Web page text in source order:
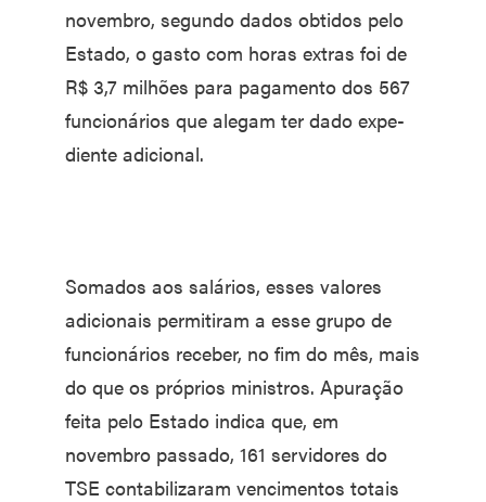
novembro, segundo dados obtidos pelo
Estado, o gasto com horas ex­tras foi de
R$ 3,7 milhões para pagamento dos 567
funcioná­rios que alegam ter dado expe­
diente adicional.
Somados aos salários, esses valores
adicionais permitiram a esse grupo de
funcionários rece­ber, no fim do mês, mais
do que os próprios ministros. Apura­ção
feita pelo Estado indica que, em
novembro passado, 161 servidores do
TSE contabiliza­ram vencimentos totais